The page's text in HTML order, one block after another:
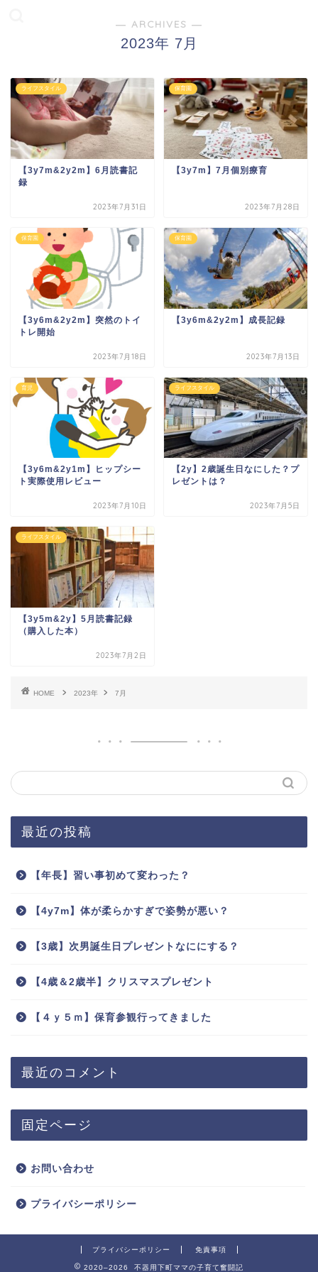
― ARCHIVES ―
2023年 7月
ライフスタイル
【3y7m&2y2m】6月読書記
録
2023年7月31日
保育園
【3y7m】7月個別療育
2023年7月28日
保育園
【3y6m&2y2m】突然のトイ
トレ開始
2023年7月18日
保育園
【3y6m&2y2m】成長記録
2023年7月13日
育児
【3y6m&2y1m】ヒップシー
ト実際使用レビュー
2023年7月10日
ライフスタイル
【2y】2歳誕生日なにした？プ
レゼントは？
2023年7月5日
ライフスタイル
【3y5m&2y】5月読書記録
（購入した本）
2023年7月2日
HOME 2023年 7月
最近の投稿
【年長】習い事初めて変わった？
【4y7m】体が柔らかすぎで姿勢が悪い？
【3歳】次男誕生日プレゼントなににする？
【4歳＆2歳半】クリスマスプレゼント
【４ｙ５ｍ】保育参観行ってきました
最近のコメント
固定ページ
お問い合わせ
プライバシーポリシー
プライバシーポリシー 免責事項
2020–2026 不器用下町ママの子育て奮闘記